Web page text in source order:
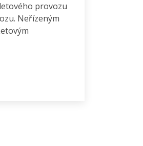
provozu
Neřízeným